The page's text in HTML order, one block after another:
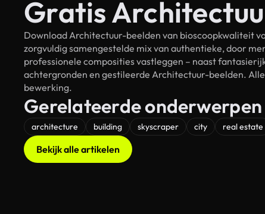
Gratis
Download Architectuur-beelden van bioscoopkwaliteit
zorgvuldig samengestelde mix van authentieke, door
professionele composities vastleggen – naast
achtergronden en gestileerde Architectuur-beelden.
bewerking.
Gerelateerde onderwerpen
architecture building skyscraper city real estate
Bekijk alle artikelen